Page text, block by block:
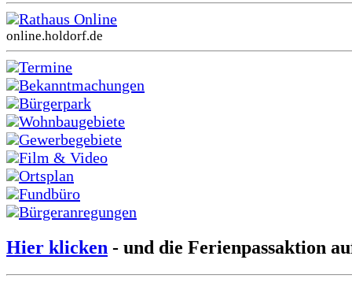
Rathaus Online
online.holdorf.de
Termine
Bekanntmachungen
Bürgerpark
Wohnbaugebiete
Gewerbegebiete
Film & Video
Ortsplan
Fundbüro
Bürgeranregungen
Hier klicken - und die Ferienpassaktion